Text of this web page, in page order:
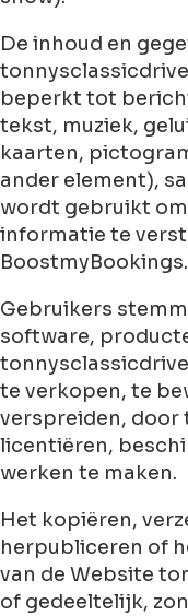
De inhoud en
beperkt tot
tekst, muziek,
kaarten,
ander element),
wordt gebruikt
informatie te
BoostmyBookings.
Gebruikers
software,
te verkopen, te
verspreiden, door
licentiëren,
werken te maken.
Het kopiëren,
herpubliceren of
van de Website
of gedeeltelijk,